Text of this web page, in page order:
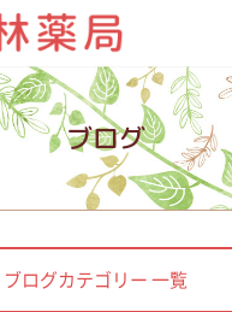
ブログ
ブログカテゴリー 一覧